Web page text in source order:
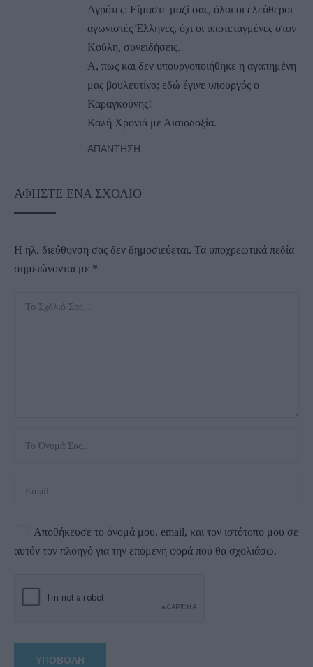
Αγρότες: Είμαστε μαζί σας, όλοι οι ελεύθεροι
αγωνιστές Έλληνες, όχι οι υποτεταγμένες στον
Κούλη, συνειδήσεις.
Α, πως και δεν υπουργοποιήθηκε η αγαπημένη
μας βουλευτίνα; εδώ έγινε υπουργός ο
Καραγκούνης!
Καλή Χρονιά με Αισιοδοξία.
ΑΠΆΝΤΗΣΗ
ΑΦΉΣΤΕ ΈΝΑ ΣΧΌΛΙΟ
Η ηλ. διεύθυνση σας δεν δημοσιεύεται. Τα υποχρεωτικά πεδία
σημειώνονται με *
Αποθήκευσε το όνομά μου, email, και τον ιστότοπο μου σε
αυτόν τον πλοηγό για την επόμενη φορά που θα σχολιάσω.